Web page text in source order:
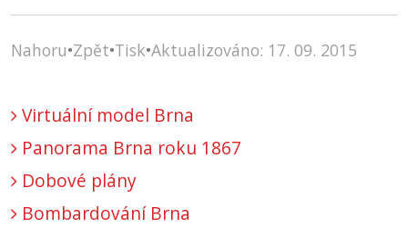
Nahoru•Zpět•Tisk•Aktualizováno: 17. 09. 2015
Virtuální model Brna
Panorama Brna roku 1867
Dobové plány
Bombardování Brna